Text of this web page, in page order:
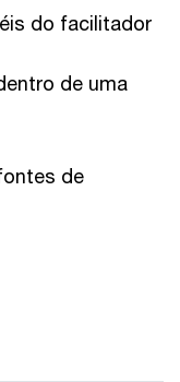
do facilitador
de uma
de